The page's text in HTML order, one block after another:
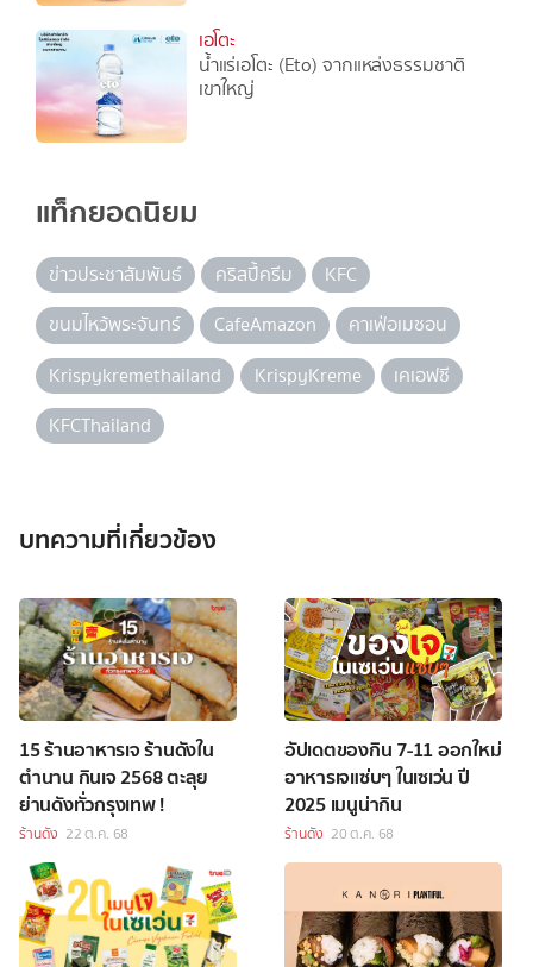
เอโตะ
น้ำแร่เอโตะ (Eto) จากแหล่งธรรมชาติ
เขาใหญ่
แท็กยอดนิยม
ข่าวประชาสัมพันธ์ คริสปี้ครีม
KFC
ขนมไหว้พระจันทร์
CafeAmazon
คาเฟ่อเมซอน
Krispykremethailand
KrispyKreme
เคเอฟซี
KFCThailand
บทความที่เกี่ยวข้อง
15 ร้านอาหารเจ ร้านดังใน
ตำนาน กินเจ 2568 ตะลุย
ย่านดังทั่วกรุงเทพ !
ร้านดัง 22 ต.ค. 68
อัปเดตของกิน 7-11 ออกใหม่
อาหารเจแซ่บๆ ในเซเว่น ปี
2025 เมนูน่ากิน
ร้านดัง 20 ต.ค. 68